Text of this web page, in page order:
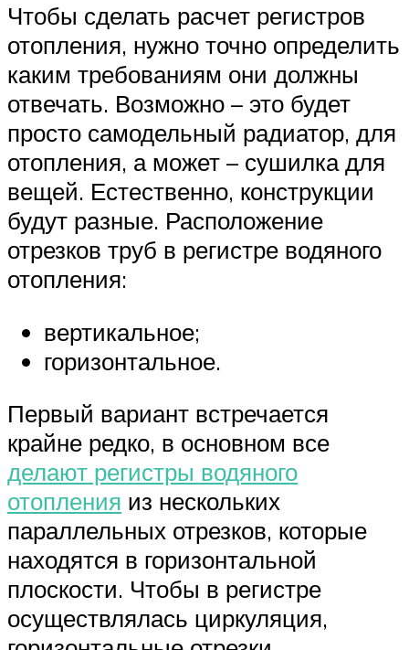
Чтобы сделать расчет регистров
отопления, нужно точно определить
каким требованиям они должны
отвечать. Возможно – это будет
просто самодельный радиатор, для
отопления, а может – сушилка для
вещей. Естественно, конструкции
будут разные. Расположение
отрезков труб в регистре водяного
отопления:
вертикальное;
горизонтальное.
Первый вариант встречается
крайне редко, в основном все
делают регистры водяного
отопления из нескольких
параллельных отрезков, которые
находятся в горизонтальной
плоскости. Чтобы в регистре
осуществлялась циркуляция,